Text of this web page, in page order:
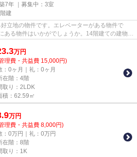
7年 ｜募集中： 3室
建
立地の物件です。エレベーターがある物件で
ある物件はいかがでしょうか。14階建ての建物で
万円
理費・共益費 15,000円)
：0ヶ月｜礼：0ヶ月
在階：4階
取り：2LDK
積：62.59㎡
万円
理費・共益費 8,000円)
：0万円｜礼：0万円
在階：8階
取り：1K